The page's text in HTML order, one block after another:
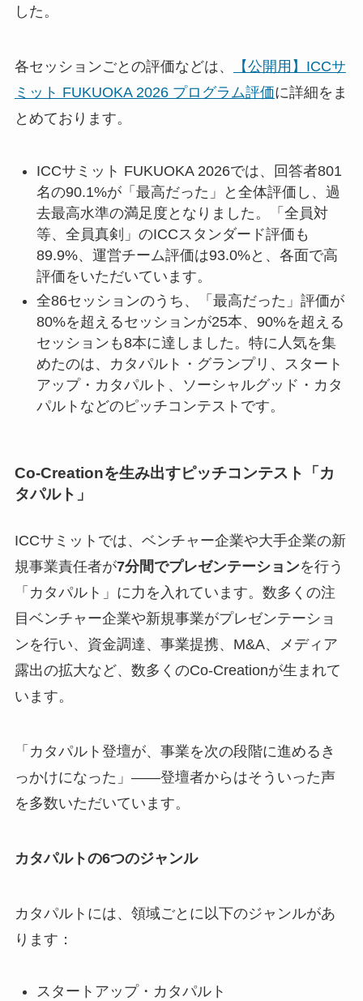
した。
各セッションごとの評価などは、
【公開用】ICCサ
ミット FUKUOKA 2026 プログラム評価に詳細をま
とめております。
ICCサミット FUKUOKA 2026では、回答者801
名の90.1%が「最高だった」と全体評価し、過
去最高水準の満足度となりました。「全員対
等、全員真剣」のICCスタンダード評価も
89.9%、運営チーム評価は93.0%と、各面で高
評価をいただいています。
全86セッションのうち、「最高だった」評価が
80%を超えるセッションが25本、90%を超える
セッションも8本に達しました。特に人気を集
めたのは、カタパルト・グランプリ、スタート
アップ・カタパルト、ソーシャルグッド・カタ
パルトなどのピッチコンテストです。
Co-Creationを生み出すピッチコンテスト「カ
タパルト」
ICCサミットでは、ベンチャー企業や大手企業の新
規事業責任者が7分間でプレゼンテーションを行う
「カタパルト」に力を入れています。数多くの注
目ベンチャー企業や新規事業がプレゼンテーショ
ンを行い、資金調達、事業提携、M&A、メディア
露出の拡大など、数多くのCo-Creationが生まれて
います。
「カタパルト登壇が、事業を次の段階に進めるき
っかけになった」——登壇者からはそういった声
を多数いただいています。
カタパルトの6つのジャンル
カタパルトには、領域ごとに以下のジャンルがあ
ります：
スタートアップ・カタパルト